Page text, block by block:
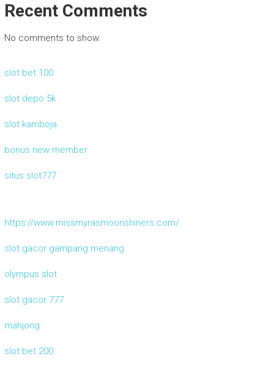
Recent Comments
No comments to show.
slot bet 100
slot depo 5k
slot kamboja
bonus new member
situs slot777
https://www.missmyrasmoonshiners.com/
slot gacor gampang menang
olympus slot
slot gacor 777
mahjong
slot bet 200